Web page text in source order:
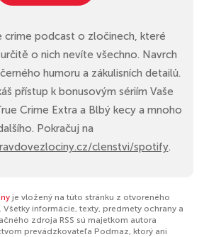
crime podcast o zločinech, které
o nich nevíte všechno. Navrch
humoru a zákulisních detailů.
přístup k bonusovým sériím Vaše
Crime Extra a Blbý kecy a mnoho
Pokračuj na
clenstvi/spotify.
je vložený na túto stránku z otvoreného
Všetky informácie, texty, predmety ochrany a
zdroja RSS sú majetkom autora
prevádzkovateľa Podmaz, ktorý ani